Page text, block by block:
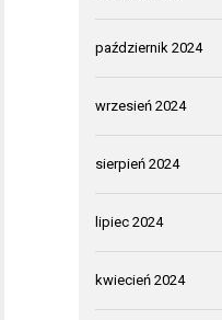
październik 2024
wrzesień 2024
sierpień 2024
lipiec 2024
kwiecień 2024